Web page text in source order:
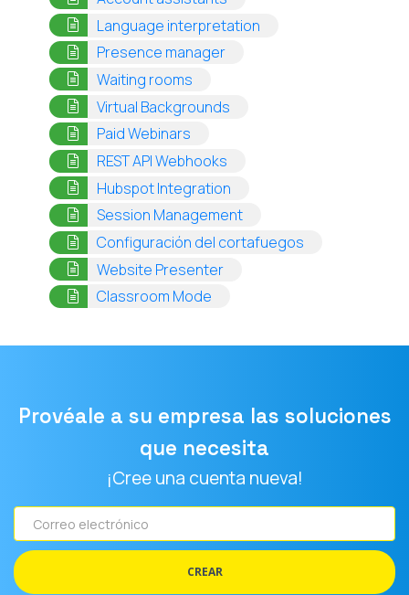
Language interpretation
Presence manager(opens in a new tab)
Waiting rooms
Virtual Backgrounds
Paid Webinars
REST API Webhooks
Hubspot Integration
Session Management(opens in a new tab)
Configuración del cortafuegos
Website Presenter(opens in a new tab)
Classroom Mode
Provéale a su empresa las soluciones
que necesita
¡Cree una cuenta nueva!
Correo
electrónico
CREAR